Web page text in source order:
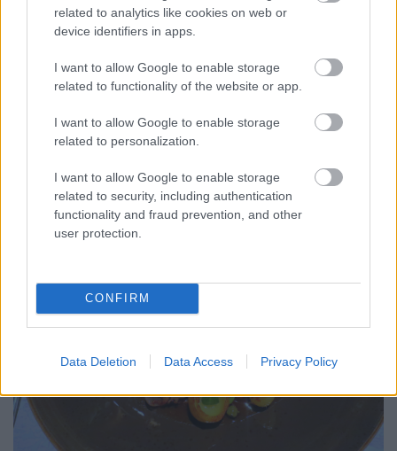
related to analytics like cookies on web or
device identifiers in apps.
I want to allow Google to enable storage
related to functionality of the website or app.
I want to allow Google to enable storage
related to personalization.
I want to allow Google to enable storage
related to security, including authentication
functionality and fraud prevention, and other
user protection.
CONFIRM
Data Deletion Data Access Privacy Policy